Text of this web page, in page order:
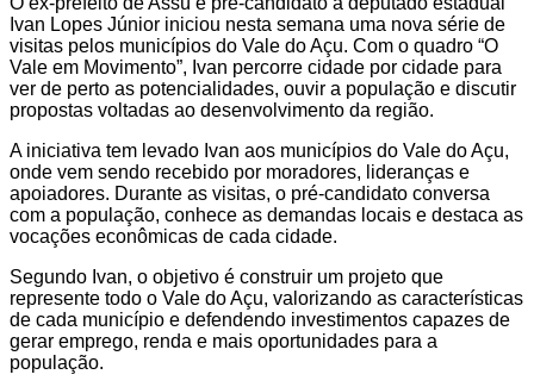
Ivan Lopes Júnior iniciou nesta semana uma nova série de
visitas pelos municípios do Vale do Açu. Com o quadro “O
Vale em Movimento”, Ivan percorre cidade por cidade para
ver de perto as potencialidades, ouvir a população e discutir
propostas voltadas ao desenvolvimento da região.
A iniciativa tem levado Ivan aos municípios do Vale do Açu,
onde vem sendo recebido por moradores, lideranças e
apoiadores. Durante as visitas, o pré-candidato conversa
com a população, conhece as demandas locais e destaca as
vocações econômicas de cada cidade.
Segundo Ivan, o objetivo é construir um projeto que
represente todo o Vale do Açu, valorizando as características
de cada município e defendendo investimentos capazes de
gerar emprego, renda e mais oportunidades para a
população.